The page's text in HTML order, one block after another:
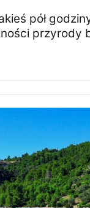
pół
przyrody